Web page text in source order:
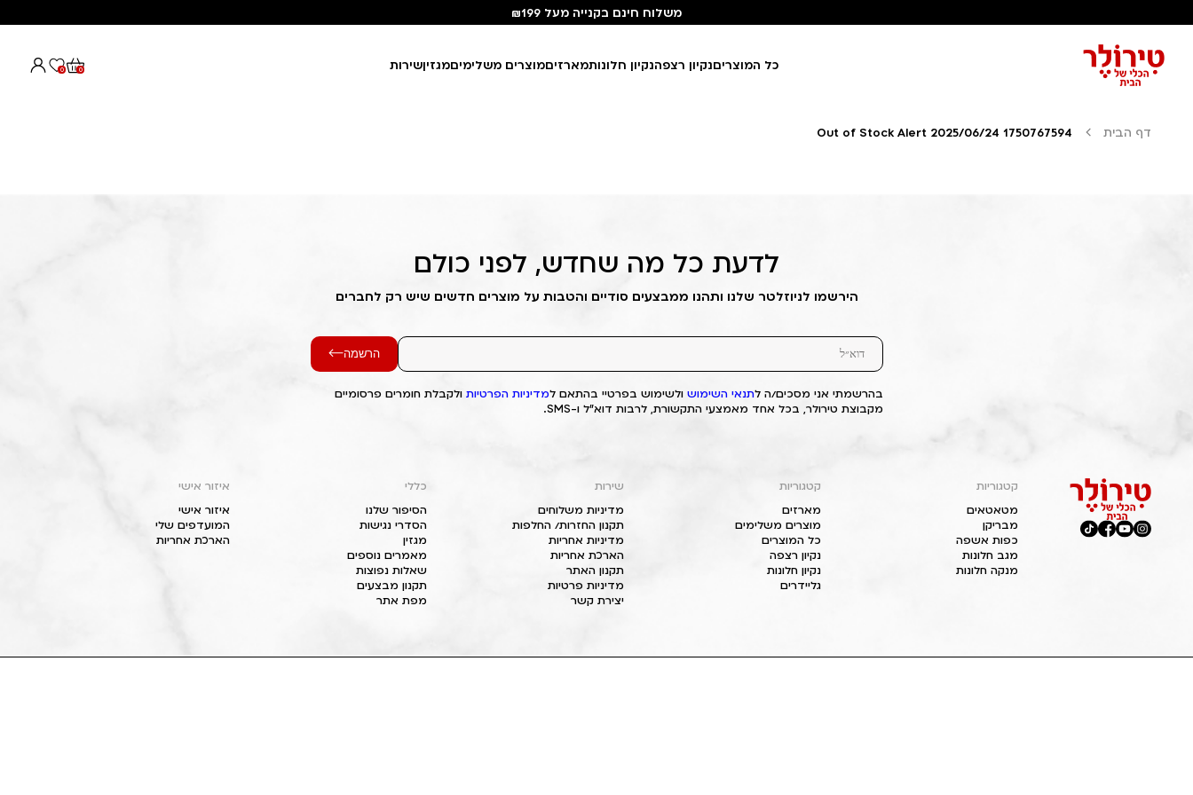
משלוח חינם בקנייה מעל ₪199
כל המוצריםנקיון רצפהנקיון חלונותמארזיםמוצרים משלימיםמגזיןשירות 0
0
דף הבית Out of Stock Alert 2025/06/24 1750767594
לדעת כל מה שחדש, לפני כולם
הירשמו לניוזלטר שלנו ותהנו ממבצעים סודיים והטבות על מוצרים חדשים שיש רק לחברים
הרשמה
בהרשמתי אני מסכים/ה לתנאי השימוש ולשימוש בפרטיי בהתאם למדיניות הפרטיות ולקבלת חומרים פרסומיים
מקבוצת טירולר, בכל אחד מאמצעי התקשורת, לרבות דוא"ל ו-SMS.
קטגוריות
מטאטאים
מבריקן
כפות אשפה
מגב חלונות
מנקה חלונות
קטגוריות
מארזים
מוצרים משלימים
כל המוצרים
נקיון רצפה
נקיון חלונות
גליידרים
שירות
מדיניות משלוחים
תקנון החזרות/ החלפות
מדיניות אחריות
הארכת אחריות
תקנון האתר
מדיניות פרטיות
יצירת קשר
כללי
הסיפור שלנו
הסדרי נגישות
מגזין
מאמרים נוספים
שאלות נפוצות
תקנון מבצעים
מפת אתר
איזור אישי
איזור אישי
המועדפים שלי
הארכת אחריות